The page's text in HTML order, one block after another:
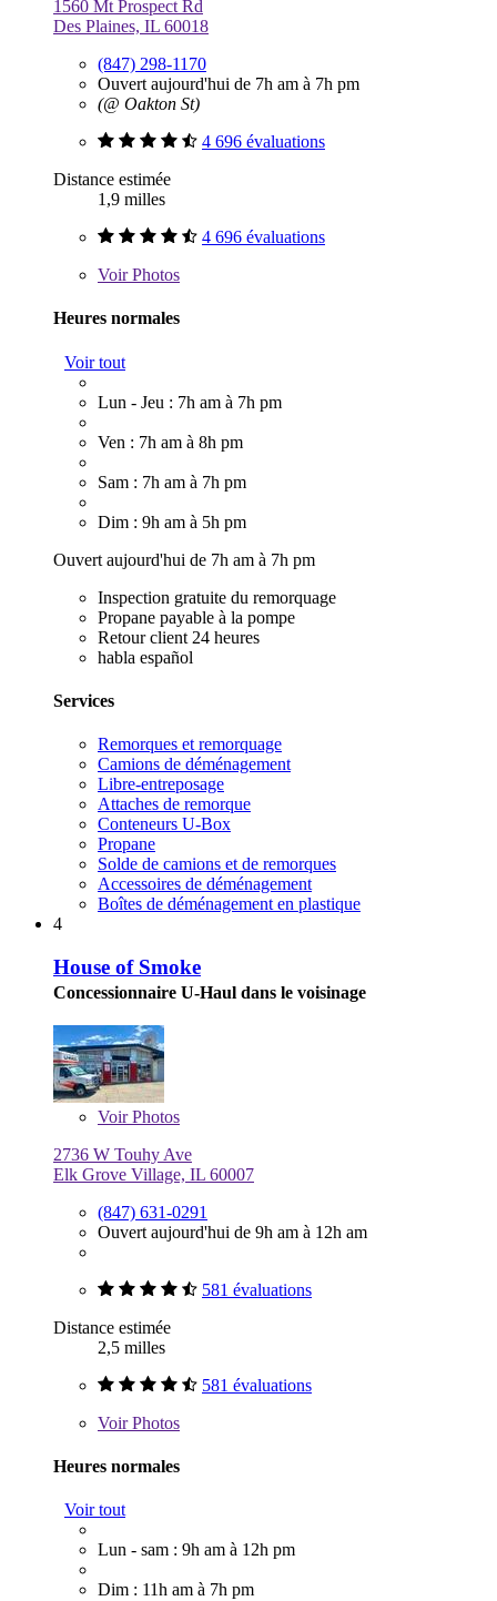
1560 Mt Prospect Rd
Des Plaines, IL 60018
(847) 298-1170
Ouvert aujourd'hui de 7h am à 7h pm
(@ Oakton St)
4 696 évaluations
Distance estimée
1,9 milles
4 696 évaluations
VoirPhotos
Heures normales
Voir tout
Lun - Jeu : 7h am à 7h pm
Ven : 7h am à 8h pm
Sam : 7h am à 7h pm
Dim : 9h am à 5h pm
Ouvert aujourd'hui de 7h am à 7h pm
Inspection gratuite du remorquage
Propane payable à la pompe
Retour client 24 heures
habla español
Services
Remorques et remorquage
Camions de déménagement
Libre-entreposage
Attaches de remorque
Conteneurs U-Box
Propane
Solde de camions et de remorques
Accessoires de déménagement
Boîtes de déménagement en plastique
4
House of Smoke
Concessionnaire U-Haul dans le voisinage
VoirPhotos
2736 W Touhy Ave
Elk Grove Village, IL 60007
(847) 631-0291
Ouvert aujourd'hui de 9h am à 12h am
581 évaluations
Distance estimée
2,5 milles
581 évaluations
VoirPhotos
Heures normales
Voir tout
Lun - sam : 9h am à 12h pm
Dim : 11h am à 7h pm